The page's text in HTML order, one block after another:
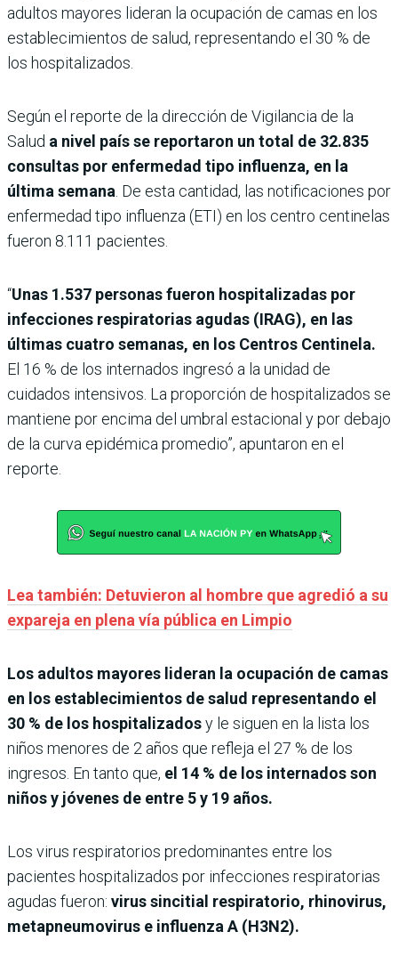
adultos mayores lideran la ocupación de camas en los
establecimientos de salud, representando el 30 % de
los hospitalizados.
Según el reporte de la dirección de Vigilancia de la
Salud a nivel país se reportaron un total de 32.835
consultas por enfermedad tipo influenza, en la
última semana . De esta cantidad, las notificaciones por
enfermedad tipo influenza (ETI) en los centro centinelas
fueron 8.111 pacientes.
“Unas 1.537 personas fueron hospitalizadas por
infecciones respiratorias agudas (IRAG), en las
últimas cuatro semanas, en los Centros Centinela.
El 16 % de los internados ingresó a la unidad de
cuidados intensivos. La proporción de hospitalizados se
mantiene por encima del umbral estacional y por debajo
de la curva epidémica promedio”, apuntaron en el
reporte.
Lea también: Detuvieron al hombre que agredió a su
expareja en plena vía pública en Limpio
Los adultos mayores lideran la ocupación de camas
en los establecimientos de salud representando el
30 % de los hospitalizadosy le siguen en la lista los
niños menores de 2 años que refleja el 27 % de los
ingresos. En tanto que, el 14 % de los internados son
niños y jóvenes de entre 5 y 19 años.
Los virus respiratorios predominantes entre los
pacientes hospitalizados por infecciones respiratorias
agudas fueron: virus sincitial respiratorio, rhinovirus,
metapneumovirus e influenza A (H3N2).